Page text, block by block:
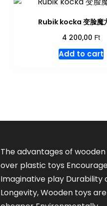
Rubik kocka 变脸魔
4 200,00 Ft
Add to cart
The advantages of
over plastic toys
Imaginative play Durability
Longevity, Wooden toys are